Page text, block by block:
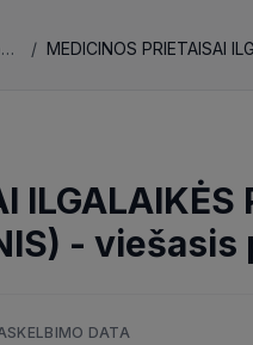
Tauragės rajono savivaldybės administracija /
- viešasis
DATA